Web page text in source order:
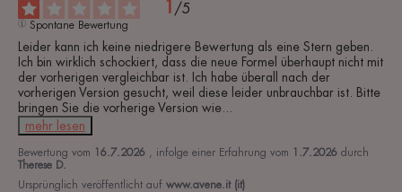
1 /5
Spontane Bewertung
Leider kann ich keine niedrigere Bewertung als eine Stern geben.
Ich bin wirklich schockiert, dass die neue Formel überhaupt nicht mit
der vorherigen vergleichbar ist. Ich habe überall nach der
vorherigen Version gesucht, weil diese leider unbrauchbar ist. Bitte
bringen Sie die vorherige Version wie
mehr lesen
Bewertung vom 16.7.2026 , infolge einer Erfahrung vom 1.7.2026 durch
Therese D.
Ursprünglich veröffentlicht auf www.avene.it (it)